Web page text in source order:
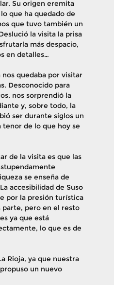
Su origen eremita
que ha quedado de
que tuvo también un
la visita la prisa
más despacio,
en detalles…
quedaba por visitar
Desconocido para
nos sorprendió la
y, sobre todo, la
ser durante siglos un
de lo que hoy se
de la visita es que las
se enseña de
accesibilidad de Suso
por la presión turística
parte, pero en el resto
ya que está
lo que es de
Rioja, ya que nuestra
un nuevo